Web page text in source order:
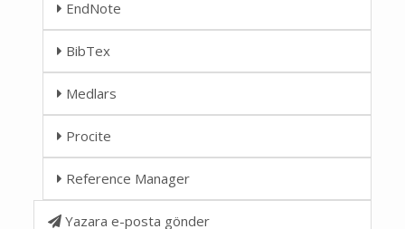
EndNote
BibTex
Medlars
Procite
Reference Manager
Yazara e-posta gönder